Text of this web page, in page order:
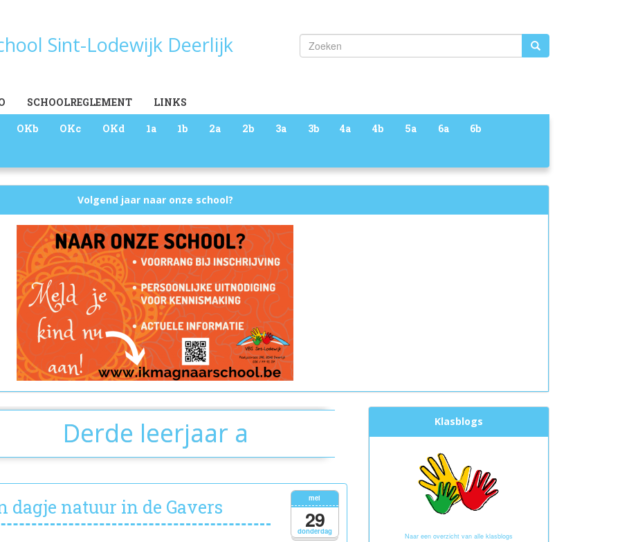
Sint-Lodewijk Deerlijk Zoeken
OKb OKc OKd 1a 1b 2a 2b 3a 3b 4a 4b 5a 6a 6b
SCHOOLREGLEMENT LINKS
Volgend jaar naar onze school?
Derde leerjaar a
donderdag
mei
29
dagje natuur in de Gavers
Klasblogs
Naar een overzicht van alle klasblogs